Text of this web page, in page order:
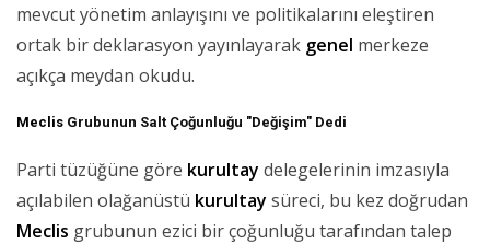
mevcut yönetim anlayışını ve politikalarını eleştiren
ortak bir deklarasyon yayınlayarak genel merkeze
açıkça meydan okudu.
Meclis Grubunun Salt Çoğunluğu "Değişim" Dedi
Parti tüzüğüne göre kurultay delegelerinin imzasıyla
açılabilen olağanüstü kurultay süreci, bu kez doğrudan
Meclis grubunun ezici bir çoğunluğu tarafından talep